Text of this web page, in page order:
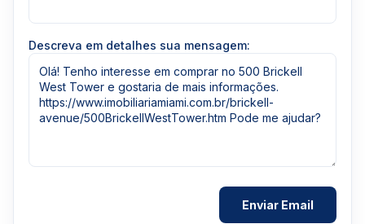
Descreva em detalhes sua mensagem: